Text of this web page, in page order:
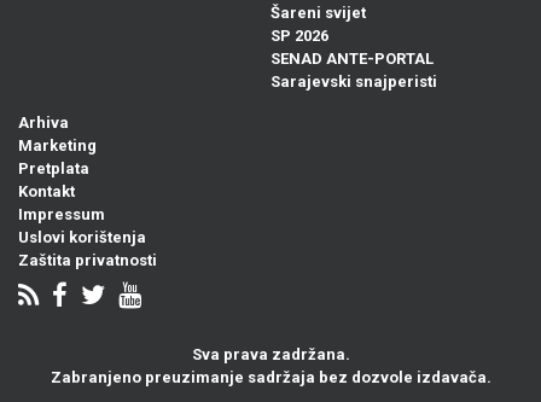
Šareni svijet
SP 2026
SENAD ANTE-PORTAL
Sarajevski snajperisti
Arhiva
Marketing
Pretplata
Kontakt
Impressum
Uslovi korištenja
Zaštita privatnosti
Sva prava zadržana.
Zabranjeno preuzimanje sadržaja bez dozvole izdavača.